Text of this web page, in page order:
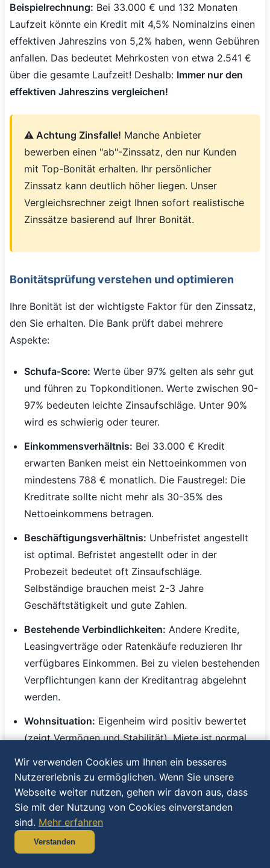
Beispielrechnung: Bei 33.000 € und 132 Monaten
Laufzeit könnte ein Kredit mit 4,5% Nominalzins einen
effektiven Jahreszins von 5,2% haben, wenn Gebühren
anfallen. Das bedeutet Mehrkosten von etwa 2.541 €
über die gesamte Laufzeit! Deshalb: Immer nur den
effektiven Jahreszins vergleichen!
⚠️ Achtung Zinsfalle! Manche Anbieter
bewerben einen "ab"-Zinssatz, den nur Kunden
mit Top-Bonität erhalten. Ihr persönlicher
Zinssatz kann deutlich höher liegen. Unser
Vergleichsrechner zeigt Ihnen sofort realistische
Zinssätze basierend auf Ihrer Bonität.
Bonitätsprüfung verstehen und optimieren
Ihre Bonität ist der wichtigste Faktor für den Zinssatz,
den Sie erhalten. Die Bank prüft dabei mehrere
Aspekte:
Schufa-Score: Werte über 97% gelten als sehr gut
und führen zu Topkonditionen. Werte zwischen 90-
97% bedeuten leichte Zinsaufschläge. Unter 90%
wird es schwierig oder teurer.
Einkommensverhältnis: Bei 33.000 € Kredit
erwarten Banken meist ein Nettoeinkommen von
mindestens 788 € monatlich. Die Faustregel: Die
Kreditrate sollte nicht mehr als 30-35% des
Nettoeinkommens betragen.
Beschäftigungsverhältnis: Unbefristet angestellt
ist optimal. Befristet angestellt oder in der
Probezeit bedeutet oft Zinsaufschläge.
Selbständige brauchen meist 2-3 Jahre
Geschäftstätigkeit und gute Zahlen.
Bestehende Verbindlichkeiten: Andere Kredite,
Leasingverträge oder Ratenkäufe reduzieren Ihr
verfügbares Einkommen. Bei zu vielen bestehenden
Verpflichtungen kann der Kreditantrag abgelehnt
werden.
Wohnsituation: Eigenheim wird positiv bewertet
(zeigt Vermögen und Stabilität). Miete ist normal
kritisch gesehen.
Laufzeit optimieren - Das richtige
Gleichgewicht finden
Die Wahl der Laufzeit ist ein Balanceakt zwischen
Wir verwenden Cookies um Ihnen ein besseres
Nutzererlebnis zu ermöglichen. Wenn Sie unsere
Webseite weiter nutzen, gehen wir davon aus, dass
Sie mit der Nutzung von Cookies einverstanden
sind. Mehr erfahren
Verstanden